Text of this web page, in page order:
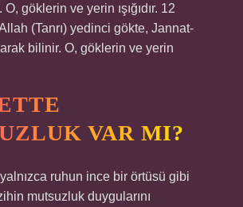
göklerin ve yerin ışığıdır. 12
(Tanrı) yedinci gökte, Jannat-
bilinir. O, göklerin ve yerin
VAR MI?
yalnızca ruhun ince bir örtüsü gibi
mutsuzluk duygularını